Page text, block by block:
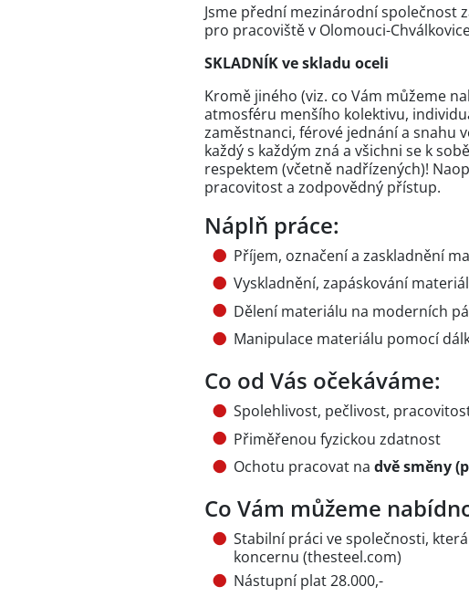
Jsme přední mezinárodní společnost
pro pracoviště v Olomouci-
SKLADNÍK ve skladu oceli
Kromě jiného (viz. co Vám můžeme
atmosféru menšího kolektivu,
zaměstnanci, férové jednání a snahu
každý s každým zná a všichni se k
respektem (včetně nadřízených)!
pracovitost a zodpovědný přístup.
Náplň práce:
Příjem, označení a zaskladnění
Vyskladnění, zapáskování
Dělení materiálu na moderních
Manipulace materiálu pomocí
Co od Vás očekáváme:
Spolehlivost, pečlivost,
Přiměřenou fyzickou zdatnost
Ochotu pracovat na dvě směny
Co Vám můžeme
Stabilní práci ve společnosti,
koncernu (thesteel.com)
Nástupní plat 28.000,-